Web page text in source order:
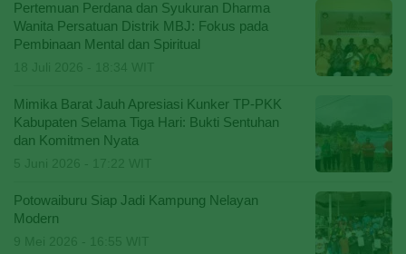
Pertemuan Perdana dan Syukuran Dharma
Wanita Persatuan Distrik MBJ: Fokus pada
Pembinaan Mental dan Spiritual
Mimika Barat Jauh Apresiasi Kunker TP-PKK
Kabupaten Selama Tiga Hari: Bukti Sentuhan
dan Komitmen Nyata
Potowaiburu Siap Jadi Kampung Nelayan
Modern